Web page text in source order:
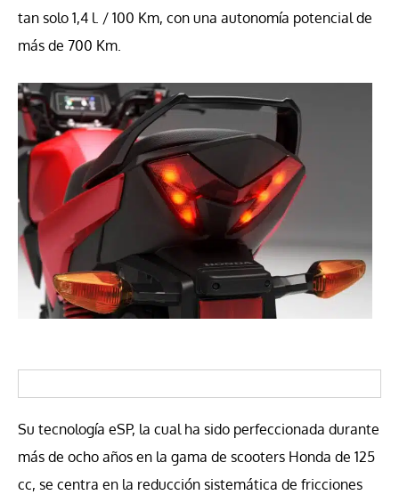
tan solo 1,4 l. / 100 Km, con una autonomía potencial de
más de 700 Km.
Su tecnología eSP, la cual ha sido perfeccionada durante
más de ocho años en la gama de scooters Honda de 125
cc, se centra en la reducción sistemática de fricciones